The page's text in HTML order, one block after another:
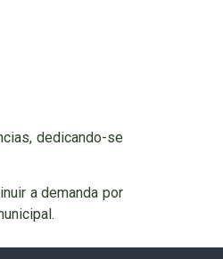
dedicando-se
a demanda por